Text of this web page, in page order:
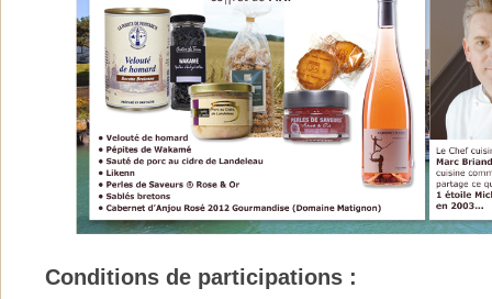
Conditions de participations :